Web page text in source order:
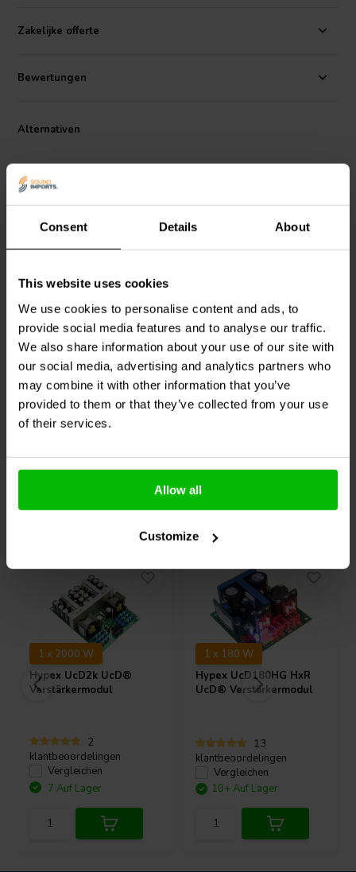
Consent Details About
This website uses cookies
We use cookies to personalise content and ads, to
provide social media features and to analyse our traffic.
We also share information about your use of our site with
our social media, advertising and analytics partners who
may combine it with other information that you’ve
provided to them or that they’ve collected from your use
of their services.
Allow all
Customize
Elektrolyt-Pufferkondensatoren führt zu der Fähigkeit, einen hohen
dynamischen Headroom an den angeschlossenen Verstärker zu
Steuerschaltung, die direkt mit den UcD/Ncore-Verstärkermodulen
verbunden ist. Die Versorgung wird für den Normalbetrieb
bis zur endgültigen Implementierung optimiert, um die
anspruchsvollsten Audioanwendungen erforderlich ist.
benötigt.
Erweiterter Überstromschutz
Geringes Gewicht
Überstromschutz
Kompaktes Design
Was ist in der Box?
SMPS1200A400 Netzgerät
Kabelsatz SMPS1200
UcD400HG HxR
Zakelijke offerte
Bewertungen
Alternativen
Schaltnetzteil
4
klantbeoordelingen
Vergleichen
6 Auf Lager
Schaltnetzteil
3
klantbeoordelingen
Vergleichen
9 Auf Lager
Andere Kunden kauften auch
1 x 2000 W
Hypex UcD2k UcD®
Verstärkermodul
2
klantbeoordelingen
Vergleichen
7 Auf Lager
1 x 180 W
Hypex UcD180HG HxR
UcD® Verstärkermodul
13
klantbeoordelingen
Vergleichen
10+ Auf Lager